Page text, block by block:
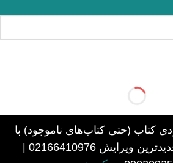
کتاب (حتی کتاب‌های ناموجود) با